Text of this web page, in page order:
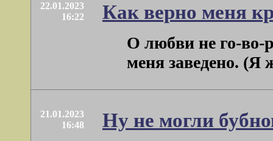
22.01.2023
16:22
Как верно меня
О любви не го-во-
меня заведено. (Я
21.01.2023
16:48
Ну не могли